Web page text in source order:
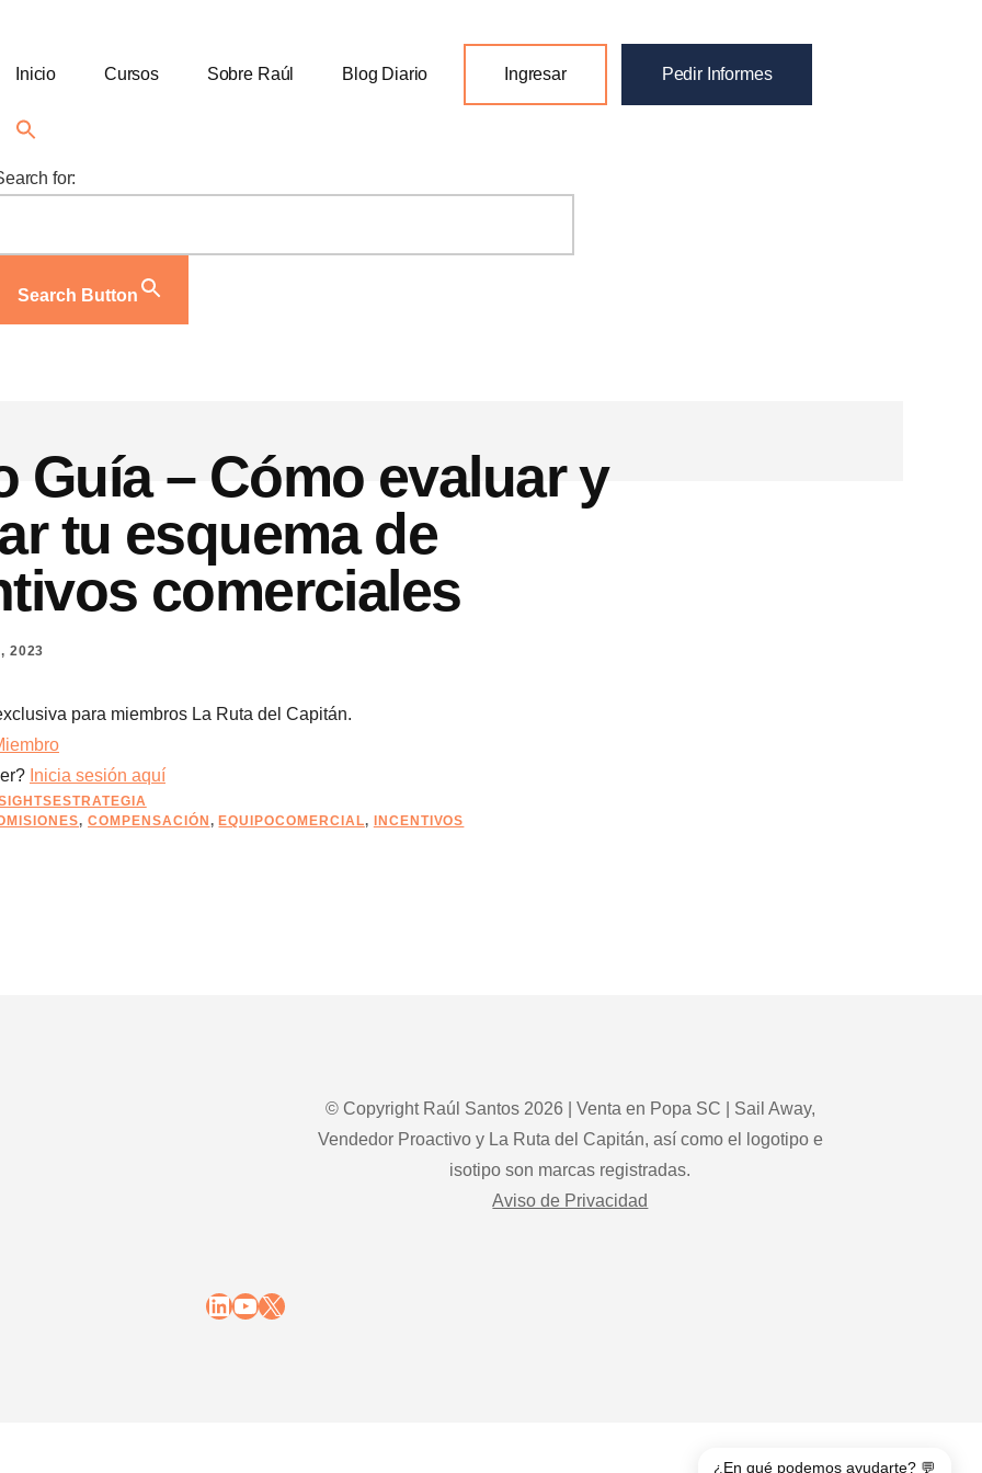
Inicio Cursos Sobre Raúl Blog Diario Ingresar Pedir Informes
for:
Search Button
Guía – Cómo evaluar y
tu esquema de
comerciales
2023
para miembros La Ruta del Capitán.
Inicia sesión aquí
,COMPENSACIÓN , EQUIPOCOMERCIAL, INCENTIVOS
© Copyright Raúl Santos 2026 | Venta en Popa SC | Sail Away,
Vendedor Proactivo y La Ruta del Capitán, así como el logotipo e
isotipo son marcas registradas.
Aviso de Privacidad
LinkedIn
YouTube
X
¿En qué podemos ayudarte? 💬